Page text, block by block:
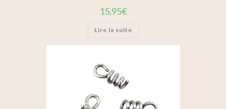
15,95€
Lire la suite